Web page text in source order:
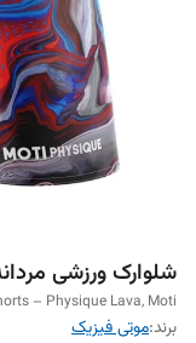
شلوارک ورزشی
– Physique Lava, Moti
برند:موتی فیزیک